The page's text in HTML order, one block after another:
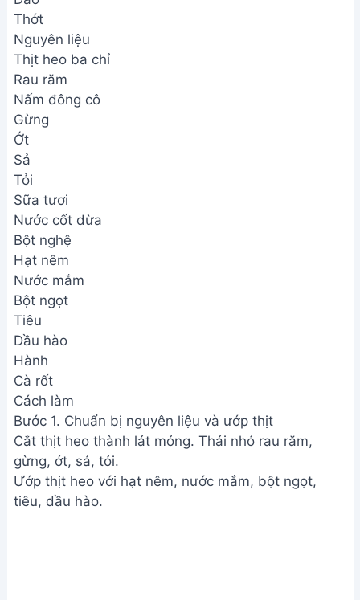
Thớt
Nguyên liệu
Thịt heo ba chỉ
Rau răm
Nấm đông cô
Gừng
Ớt
Sả
Tỏi
Sữa tươi
Nước cốt dừa
Bột nghệ
Hạt nêm
Nước mắm
Bột ngọt
Tiêu
Dầu hào
Hành
Cà rốt
Cách làm
Bước 1. Chuẩn bị nguyên liệu và ướp thịt
Cắt thịt heo thành lát mỏng. Thái nhỏ rau răm,
gừng, ớt, sả, tỏi.
Ướp thịt heo với hạt nêm, nước mắm, bột ngọt,
tiêu, dầu hào.